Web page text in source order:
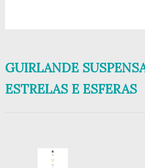
GUIRLANDE
ESTRELAS E ESFERAS